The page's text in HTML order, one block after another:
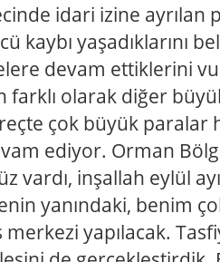
idari izine ayrılan
kaybı yaşadıklarını
devam ettiklerini
farklı olarak diğer
çok büyük paralar
ediyor. Orman
vardı, inşallah eylül
yanındaki, benim
yapılacak.